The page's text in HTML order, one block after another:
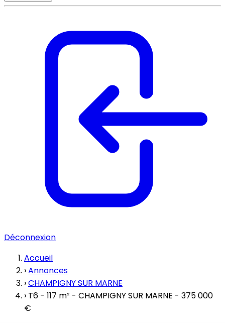
Déconnexion
Accueil
›Annonces
›CHAMPIGNY SUR MARNE
› T6 - 117 m² - CHAMPIGNY SUR MARNE - 375 000
€